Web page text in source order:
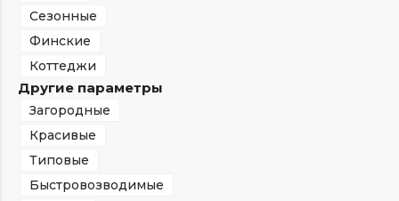
Сезонные
Финские
Коттеджи
Другие параметры
Загородные
Красивые
Типовые
Быстровозводимые